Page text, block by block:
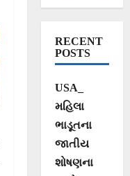
RECENT
POSTS
USA_
મહિલા
ભાડૂતના
જાતીય
શોષણના